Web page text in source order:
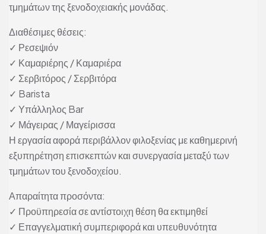
τμημάτων της ξενοδοχειακής μονάδας.
Διαθέσιμες θέσεις:
✓ Ρεσεψιόν
✓ Καμαριέρης / Καμαριέρα
✓ Σερβιτόρος / Σερβιτόρα
✓ Barista
✓ Υπάλληλος Bar
✓ Μάγειρας / Μαγείρισσα
Η εργασία αφορά περιβάλλον φιλοξενίας με καθημερινή
εξυπηρέτηση επισκεπτών και συνεργασία μεταξύ των
τμημάτων του ξενοδοχείου.
Απαραίτητα προσόντα:
✓ Προϋπηρεσία σε αντίστοιχη θέση θα εκτιμηθεί
✓ Επαγγελματική συμπεριφορά και υπευθυνότητα